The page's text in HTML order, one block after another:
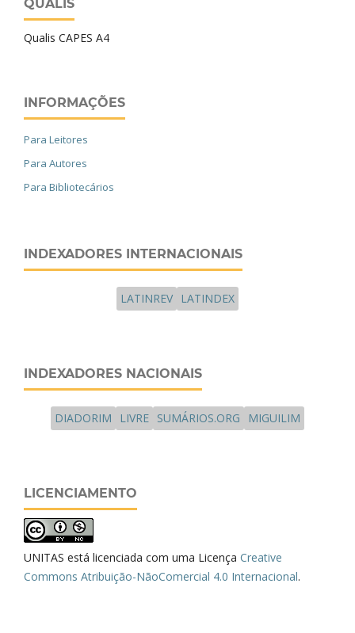
QUALIS
Qualis CAPES A4
INFORMAÇÕES
Para Leitores
Para Autores
Para Bibliotecários
INDEXADORES INTERNACIONAIS
LATINREV LATINDEX
INDEXADORES NACIONAIS
DIADORIM LIVRE SUMÁRIOS.ORG MIGUILIM
LICENCIAMENTO
UNITAS está licenciada com uma Licença Creative
Commons Atribuição-NãoComercial 4.0 Internacional.